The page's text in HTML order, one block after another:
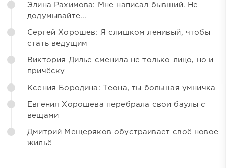
Элина Рахимова: Мне написал бывший. Не
додумывайте...
Сергей Хорошев: Я слишком ленивый, чтобы
стать ведущим
Виктория Дилье сменила не только лицо, но и
причёску
Ксения Бородина: Теона, ты большая умничка
Евгения Хорошева перебрала свои баулы с
вещами
Дмитрий Мещеряков обустраивает своё новое
жильё